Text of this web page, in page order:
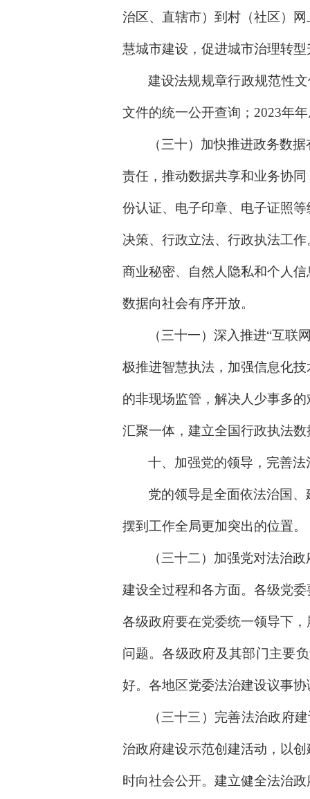
治区、直辖市）到村（社区）
慧城市建设，促进城市治理转
建设法规规章行政规范性
文件的统一公开查询；2023年
（三十）加快推进政务数
责任，推动数据共享和业务协
份认证、电子印章、电子证照
决策、行政立法、行政执法工
商业秘密、自然人隐私和个人
数据向社会有序开放。
（三十一）深入推进“互联
极推进智慧执法，加强信息化
的非现场监管，解决人少事多
汇聚一体，建立全国行政执法数
十、加强党的领导，完善
党的领导是全面依法治国
摆到工作全局更加突出的位置。
（三十二）加强党对法治
建设全过程和各方面。各级党
各级政府要在党委统一领导下
问题。各级政府及其部门主要
好。各地区党委法治建设议事
（三十三）完善法治政府
治政府建设示范创建活动，以
时向社会公开。建立健全法治